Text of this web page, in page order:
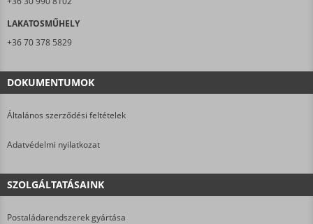
LAKATOSMŰHELY
+36 70 378 5829
DOKUMENTUMOK
Általános szerződési feltételek
Adatvédelmi nyilatkozat
SZOLGÁLTATÁSAINK
Postaládarendszerek gyártása